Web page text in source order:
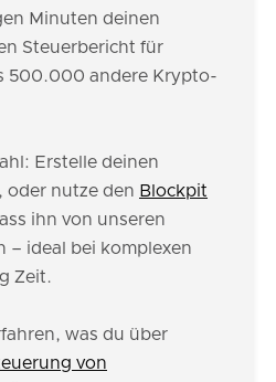
Minuten deinen
Steuerbericht für
500.000 andere Krypto-
Erstelle deinen
, oder nutze den Blockpit
ihn von unseren
– ideal bei komplexen
Zeit.
was du über
von